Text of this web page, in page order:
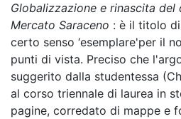
Globalizzazione e rinascita
Mercato Saraceno : è il titolo
certo senso ‘esemplare'per il
punti di vista. Preciso che
suggerito dalla studentessa
al corso triennale di laurea in
pagine, corredato di mappe e